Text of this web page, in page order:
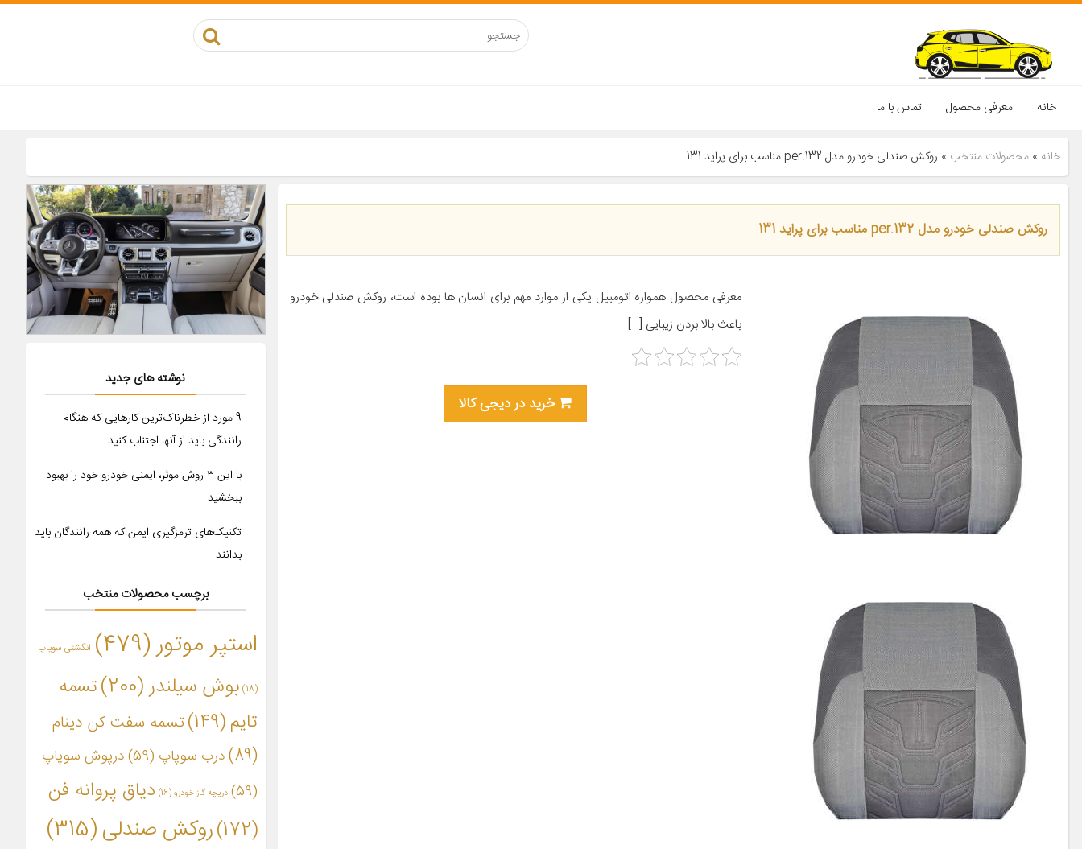
خانه معرفی محصول تماس با ما
خانه » محصولات منتخب » روکش صندلی خودرو مدل per.132 مناسب برای پراید 131
روکش صندلی خودرو مدل per.132 مناسب برای پراید 131
معرفی محصول همواره اتومبیل یکی از موارد مهم برای انسان ها بوده است، روکش صندلی خودرو
باعث بالا بردن زیبایی […]
خرید در دیجی کالا
نوشته های جدید
9 مورد از خطرناک‌ترین کارهایی که هنگام
رانندگی باید از آنها اجتناب کنید
با این ۳ روش موثر، ایمنی خودرو خود را بهبود
ببخشید
تکنیک‌های ترمزگیری ایمن که همه رانندگان باید
بدانند
برچسب محصولات منتخب
استپر موتور(479) انگشتی سوپاپ
(18) بوش سیلندر (200)
تسمه
تایم(149)
تسمه سفت کن دینام
(89)
درب سوپاپ (59)
درپوش سوپاپ
(59)
دریچه گاز خودرو(16)
دیاق پروانه فن
(172)
روکش صندلی(315)